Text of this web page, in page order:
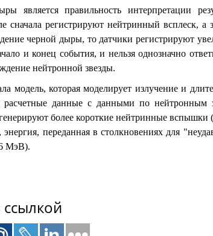
правильность интерпретации
регистрируют нейтринный всплеск, а
черной дыры, то датчики регистрируют
и конец события, и нельзя однозначно
нейтронной звезды.
модель, которая моделирует излучение и
данные с данными по нейтронным
более короткие нейтринные вспышки
переданная в столкновениях для
МэВ).